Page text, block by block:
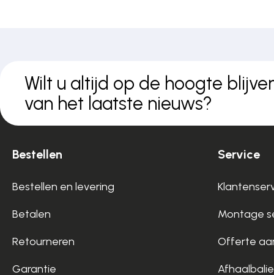
Wilt u altijd op de hoogte
van het laatste nieuws?
Bestellen
Bestellen en levering
Betalen
Retourneren
Garantie
Service
Montage
Offerte
Afhaalbalie